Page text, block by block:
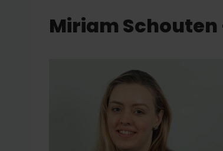
Miriam Schouten